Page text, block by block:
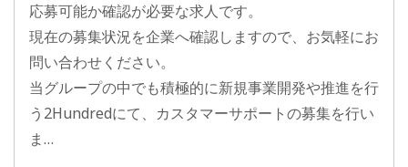
応募可能か確認が必要な求人です。
現在の募集状況を企業へ確認しますので、お気軽にお
問い合わせください。
当グループの中でも積極的に新規事業開発や推進を行
う2Hundredにて、カスタマーサポートの募集を行い
ま…